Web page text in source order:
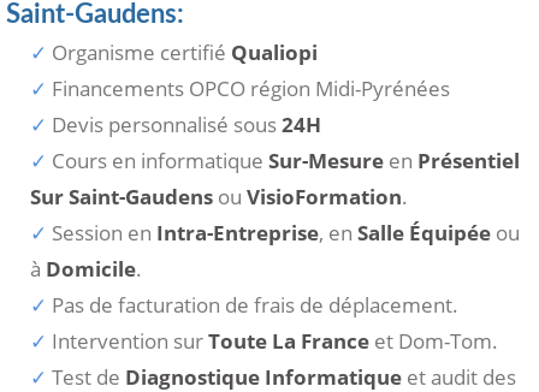
Saint-Gaudens:
Organisme certifié Qualiopi
Financements OPCO région Midi-Pyrénées
Devis personnalisé sous24H
Cours en informatique Sur-Mesure en Présentiel
Sur Saint-Gaudens ou VisioFormation.
Session en Intra-Entreprise, en Salle Équipée ou
à Domicile.
Pas de facturation de frais de déplacement.
Intervention surToute La France et Dom-Tom.
Test de Diagnostique Informatique et audit des